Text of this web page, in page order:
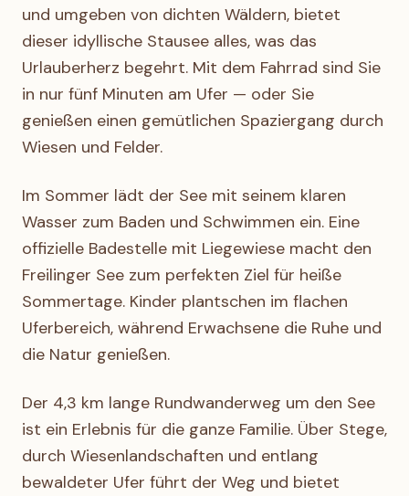
und umgeben von dichten Wäldern, bietet
dieser idyllische Stausee alles, was das
Urlauberherz begehrt. Mit dem Fahrrad sind Sie
in nur fünf Minuten am Ufer — oder Sie
genießen einen gemütlichen Spaziergang durch
Wiesen und Felder.
Im Sommer lädt der See mit seinem klaren
Wasser zum Baden und Schwimmen ein. Eine
offizielle Badestelle mit Liegewiese macht den
Freilinger See zum perfekten Ziel für heiße
Sommertage. Kinder plantschen im flachen
Uferbereich, während Erwachsene die Ruhe und
die Natur genießen.
Der 4,3 km lange Rundwanderweg um den See
ist ein Erlebnis für die ganze Familie. Über Stege,
durch Wiesenlandschaften und entlang
bewaldeter Ufer führt der Weg und bietet